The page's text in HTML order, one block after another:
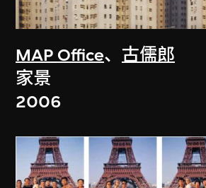
MAP Office、 古儒郎
家景
2006